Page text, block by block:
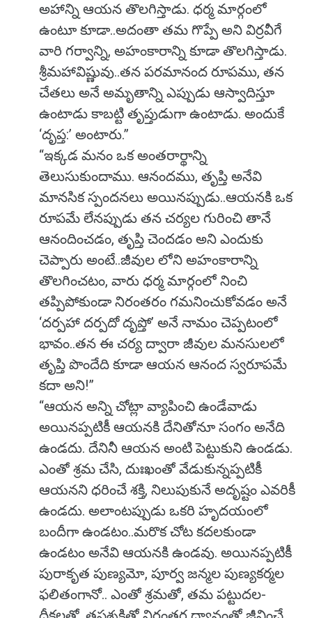
అహాన్ని ఆయన తొలగిస్తాడు. ధర్మ మార్గంలో
ఉంటూ కూడా..అదంతా తమ గొప్పే అని విర్రవీగే
వారి గర్వాన్ని, అహంకారాన్ని కూడా తొలగిస్తాడు.
శ్రీమహావిష్ణువు..తన పరమానంద రూపము, తన
చేతలు అనే అమృతాన్ని ఎప్పుడు ఆస్వాదిస్తూ
ఉంటాడు కాబట్టి తృప్తుడుగా ఉంటాడు. అందుకే
‘దృప్త:’ అంటారు.”
“ఇక్కడ మనం ఒక అంతరార్థాన్ని
తెలుసుకుందాము. ఆనందము, తృప్తి అనేవి
మానసిక స్పందనలు అయినప్పుడు..ఆయనకి ఒక
రూపమే లేనప్పుడు తన చర్యల గురించి తానే
ఆనందించడం, తృప్తి చెందడం అని ఎందుకు
చెప్పారు అంటే..జీవుల లోని అహంకారాన్ని
తొలగించటం, వారు ధర్మ మార్గంలో నించి
తప్పిపోకుండా నిరంతరం గమనించుకోవడం అనే
‘దర్పహా దర్పదో దృప్తో’ అనే నామం చెప్పటంలో
భావం..తన ఈ చర్య ద్వారా జీవుల మనసులలో
తృప్తి పొందేది కూడా ఆయన ఆనంద స్వరూపమే
కదా అని!”
“ఆయన అన్ని చోట్లా వ్యాపించి ఉండేవాడు
అయినప్పటికీ ఆయనకి దేనితోనూ సంగం అనేది
ఉండదు. దేనినీ ఆయన అంటి పెట్టుకుని ఉండడు.
ఎంతో శ్రమ చేసి, దుఃఖంతో వేడుకున్నప్పటికీ
ఆయనని ధరించే శక్తి, నిలుపుకునే అదృష్టం ఎవరికీ
ఉండదు. అలాంటప్పుడు ఒకరి హృదయంలో
బందీగా ఉండటం..మరొక చోట కదలకుండా
ఉండటం అనేవి ఆయనకి ఉండవు. అయినప్పటికీ
పురాకృత పుణ్యమో, పూర్వ జన్మల పుణ్యకర్మల
ఫలితంగానో.. ఎంతో శ్రమతో, తమ పట్టుదల-